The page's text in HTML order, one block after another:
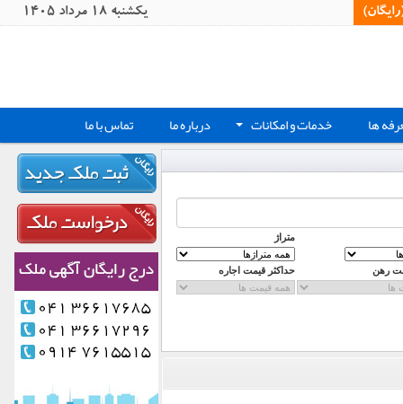
يکشنبه 18 مرداد 1405
ها + خدمات و امکانات درباره ما تماس با ما
متراژ
رهن حداکثر قیمت اجاره